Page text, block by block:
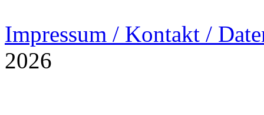
Impressum / Kontakt /
2026